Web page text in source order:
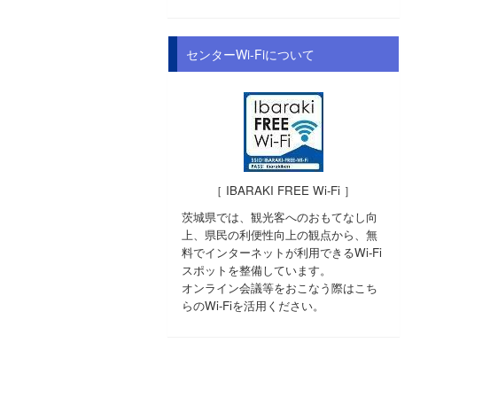
センターWi-Fiについて
［ IBARAKI FREE Wi-Fi ］
茨城県では、観光客へのおもてなし向
上、県民の利便性向上の観点から、無
料でインターネットが利用できるWi-Fi
スポットを整備しています。
オンライン会議等をおこなう際はこち
らのWi-Fiを活用ください。